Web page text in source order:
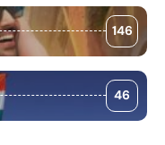
146
46